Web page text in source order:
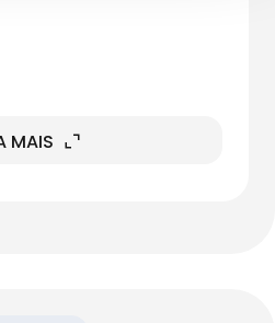
MAIS